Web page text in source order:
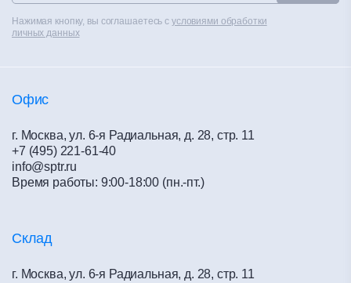
Чистые помещения
Вентилируемые фасады
Контакты
Каталоги
Полезное
Нажимая кнопку, вы соглашаетесь с условиями обработки
личных данных
Офис
г. Москва, ул. 6-я Радиальная, д. 28, стр. 11
+7 (495) 221-61-40
info@sptr.ru
Время работы: 9:00-18:00 (пн.-пт.)
Склад
г. Москва, ул. 6-я Радиальная, д. 28, стр. 11